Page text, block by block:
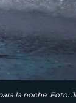
la noche. Foto: